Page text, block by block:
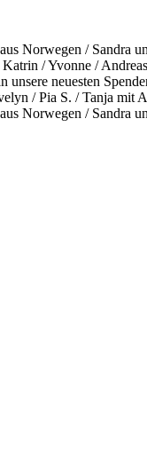
Norwegen / Sandra
/ Yvonne /
unsere neuesten
/ Pia S. / Tanja mit
Norwegen / Sandra